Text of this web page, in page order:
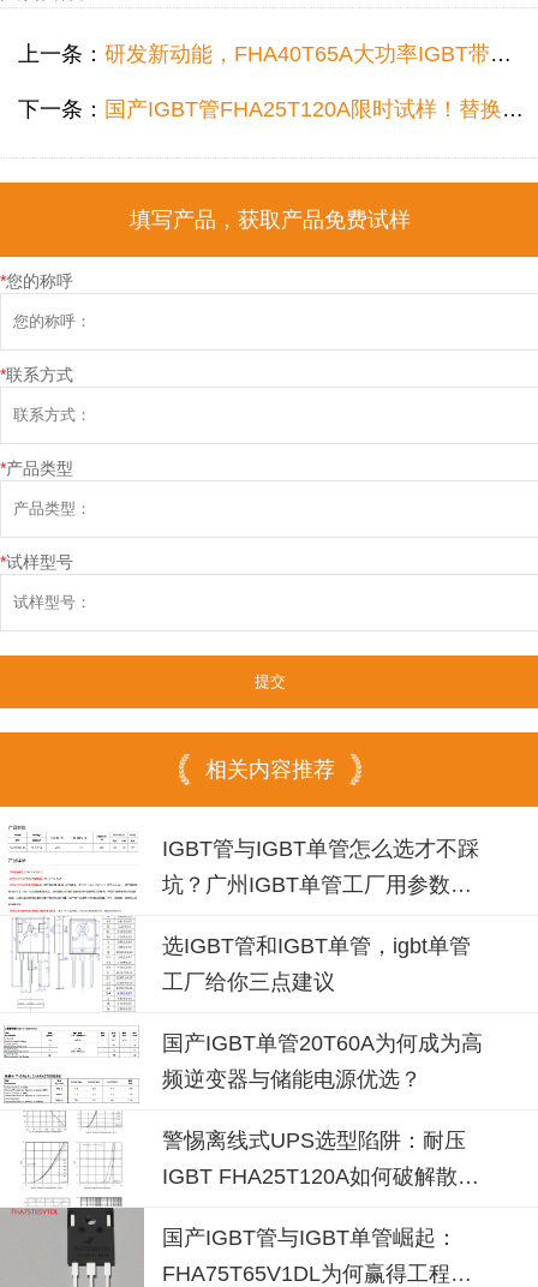
上一条： 研发新动能，FHA40T65A大功率IGBT带给生产商的不只是低成本
下一条： 国产IGBT管FHA25T120A限时试样！替换NGTB25N120FL2WG成本直降30%
填写产品，获取产品免费试样
*您的称呼
*联系方式
*产品类型
*试样型号
相关内容推荐
IGBT管与IGBT单管怎么选才不踩
坑？广州IGBT单管工厂用参数说
选IGBT管和IGBT单管，igbt单管
工厂给你三点建议
国产IGBT单管20T60A为何成为高
频逆变器与储能电源优选？
警惕离线式UPS选型陷阱：耐压
IGBT FHA25T120A如何破解散热
国产IGBT管与IGBT单管崛起：
FHA75T65V1DL为何赢得工程师